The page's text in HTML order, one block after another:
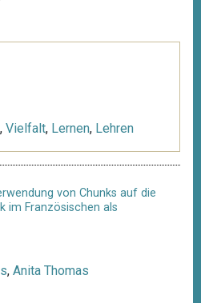
, Vielfalt, Lernen, Lehren
von Chunks auf die
im Französischen als
, Anita Thomas